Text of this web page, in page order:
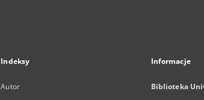
Indeksy
Autor
Informacje
Biblioteka